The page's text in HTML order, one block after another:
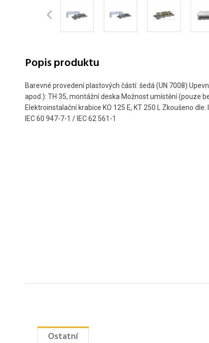
Popis produktu
Barevné provedení plastových částí: šedá (UN 7008)
apod.): TH 35, montážní deska Možnost umístění (pouze
Elektroinstalační krabice KO 125 E, KT 250 L Zkoušeno dle:
IEC 60 947-7-1 / IEC 62 561-1
Ostatní